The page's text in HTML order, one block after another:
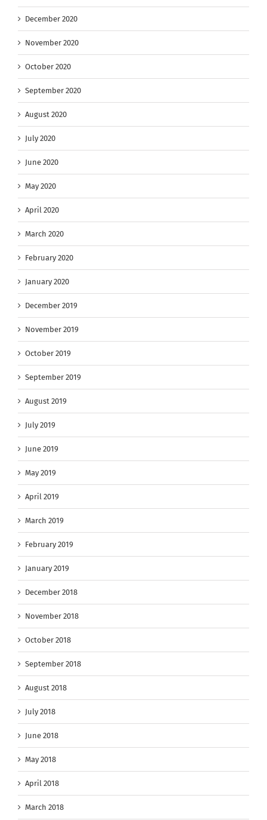
December 2020
November 2020
October 2020
September 2020
August 2020
July 2020
June 2020
May 2020
April 2020
March 2020
February 2020
January 2020
December 2019
November 2019
October 2019
September 2019
August 2019
July 2019
June 2019
May 2019
April 2019
March 2019
February 2019
January 2019
December 2018
November 2018
October 2018
September 2018
August 2018
July 2018
June 2018
May 2018
April 2018
March 2018